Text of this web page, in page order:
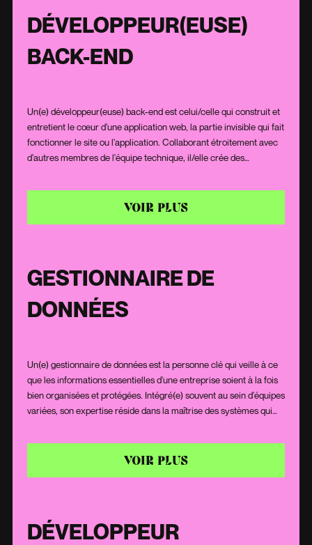
peaufiner et améliorer l'expérience offerte aux utilisateurs.
DÉVELOPPEUR(EUSE)
BACK-END
Un(e) développeur(euse) back-end est celui/celle qui construit et
entretient le cœur d'une application web, la partie invisible qui fait
fonctionner le site ou l'application. Collaborant étroitement avec
d'autres membres de l'équipe technique, il/elle crée des
faille. Grâce à ses talents en programmation et à son aptitude à
résoudre les défis techniques, il/elle est capable de bâtir des
VOIR PLUS
GESTIONNAIRE DE
DONNÉES
Un(e) gestionnaire de données est la personne clé qui veille à ce
que les informations essentielles d'une entreprise soient à la fois
bien organisées et protégées. Intégré(e) souvent au sein d'équipes
variées, son expertise réside dans la maîtrise des systèmes qui
résoudre des problèmes lui permet de s'assurer que les données
sont utilisées efficacement, tout en restant sécurisées. Il/elle joue
VOIR PLUS
DÉVELOPPEUR